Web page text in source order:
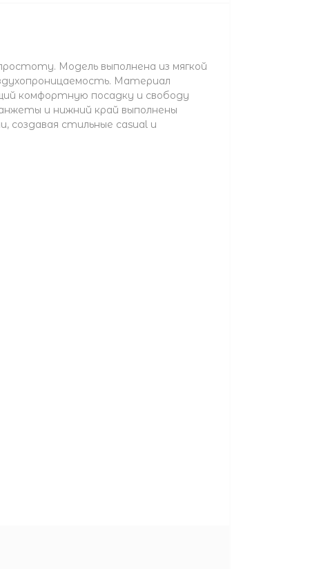
Модель выполнена из мягкой
Материал
комфортную посадку и свободу
и нижний край выполнены
создавая стильные casual и